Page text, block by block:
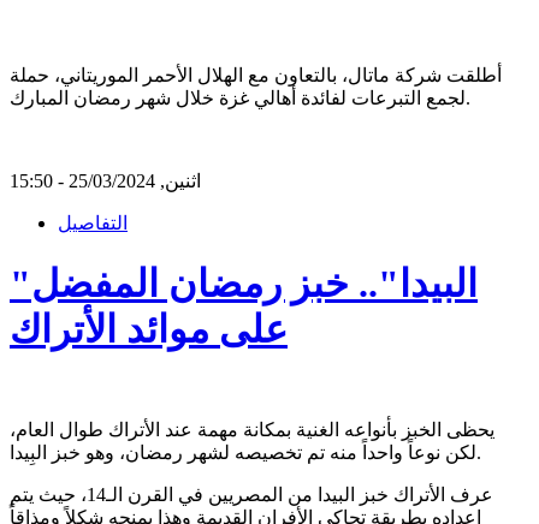
أطلقت شركة ماتال، بالتعاون مع الهلال الأحمر الموريتاني، حملة
لجمع التبرعات لفائدة أهالي غزة خلال شهر رمضان المبارك.
اثنين, 25/03/2024 - 15:50
التفاصيل
"البيدا".. خبز رمضان المفضل
على موائد الأتراك
يحظى الخبز بأنواعه الغنية بمكانة مهمة عند الأتراك طوال العام،
لكن نوعاً واحداً منه تم تخصيصه لشهر رمضان، وهو خبز البِيدا.
عرف الأتراك خبز البيدا من المصريين في القرن الـ14، حيث يتم
إعداده بطريقة تحاكي الأفران القديمة وهذا يمنحه شكلاً ومذاقاً